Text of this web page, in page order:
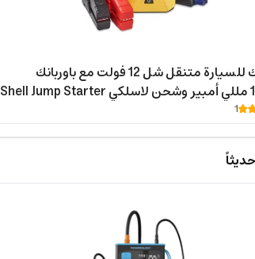
اشتراك للسيارة متنقل شل 12 فولت مع باوربانك
16000 مللي أمبير وشحن لاسلكي Shell Jump Starter
with Wireless Charger and
1